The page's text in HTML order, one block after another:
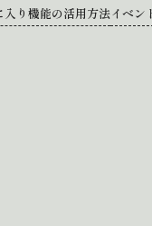
入り機能の活用方法イベン